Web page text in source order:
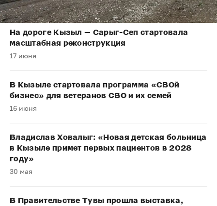
На дороге Кызыл — Сарыг-Сеп стартовала
масштабная реконструкция
17 июня
В Кызыле стартовала программа «СВОй
бизнес» для ветеранов СВО и их семей
16 июня
Владислав Ховалыг: «Новая детская больница
в Кызыле примет первых пациентов в 2028
году»
30 мая
В Правительстве Тувы прошла выставка,